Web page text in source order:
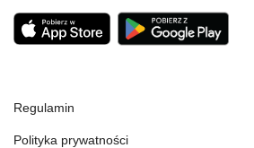
Regulamin
Polityka prywatności